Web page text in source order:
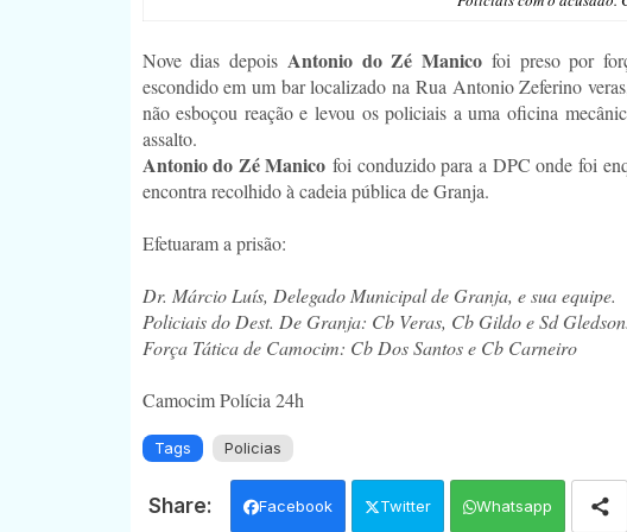
Nove dias depois Antonio do Zé Manico foi preso por
escondido em um bar localizado na Rua Antonio Zeferino
não esboçou reação e levou os policiais a uma oficina
assalto.
Antonio do Zé Manico foi conduzido para a DPC onde foi
encontra recolhido à cadeia pública de Granja.
Efetuaram a prisão:
Dr. Márcio Luís, Delegado Municipal de Granja, e sua equipe.
Policiais do Dest. De Granja: Cb Veras, Cb Gildo e Sd Gledson.
Força Tática de Camocim: Cb Dos Santos e Cb Carneiro
Camocim Polícia 24h
Tags Policias
Facebook Twitter Whatsapp